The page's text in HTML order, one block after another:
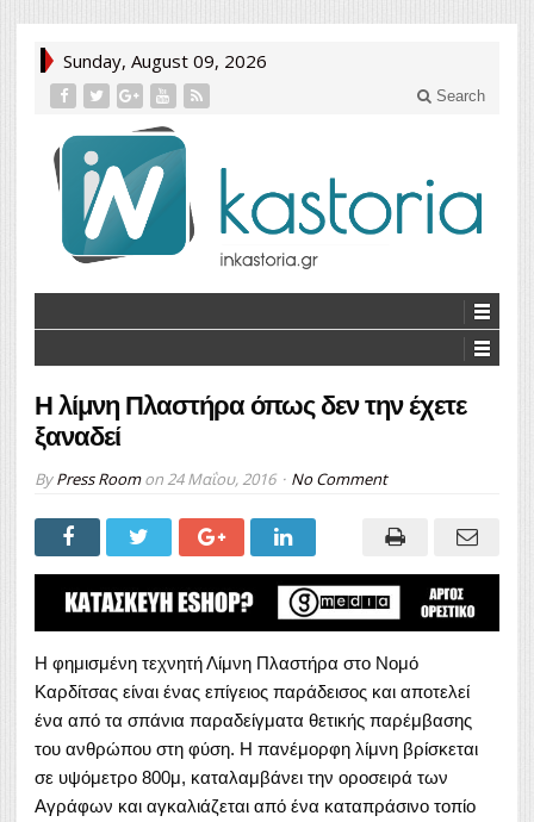
Sunday, August 09, 2026
Search
Η λίμνη Πλαστήρα όπως δεν την έχετε
ξαναδεί
ByPress Roomon 24 Μαΐου, 2016 No Comment
Η φημισμένη τεχνητή Λίμνη Πλαστήρα στο Νομό
Καρδίτσας είναι ένας επίγειος παράδεισος και αποτελεί
ένα από τα σπάνια παραδείγματα θετικής παρέμβασης
του ανθρώπου στη φύση. Η πανέμορφη λίμνη βρίσκεται
σε υψόμετρο 800μ, καταλαμβάνει την οροσειρά των
Αγράφων και αγκαλιάζεται από ένα καταπράσινο τοπίο